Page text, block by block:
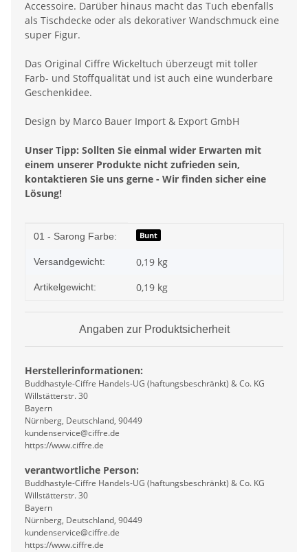
Accessoire. Darüber hinaus macht das Tuch ebenfalls
als Tischdecke oder als dekorativer Wandschmuck eine
super Figur.
Das Original Ciffre Wickeltuch überzeugt mit toller
Farb- und Stoffqualität und ist auch eine wunderbare
Geschenkidee.
Design by Marco Bauer Import & Export GmbH
Unser Tipp: Sollten Sie einmal wider Erwarten mit
einem unserer Produkte nicht zufrieden sein,
kontaktieren Sie uns gerne - Wir finden sicher eine
Lösung!
Produkteigenschaft
Wert
01 - Sarong Farbe: Bunt
Versandgewicht: 0,19 kg
Artikelgewicht: 0,19 kg
Angaben zur Produktsicherheit
Herstellerinformationen:
Buddhastyle-Ciffre Handels-UG (haftungsbeschränkt) & Co. KG
Willstätterstr. 30
Bayern
Nürnberg, Deutschland, 90449
kundenservice@ciffre.de
https://www.ciffre.de
verantwortliche Person:
Buddhastyle-Ciffre Handels-UG (haftungsbeschränkt) & Co. KG
Willstätterstr. 30
Bayern
Nürnberg, Deutschland, 90449
kundenservice@ciffre.de
https://www.ciffre.de